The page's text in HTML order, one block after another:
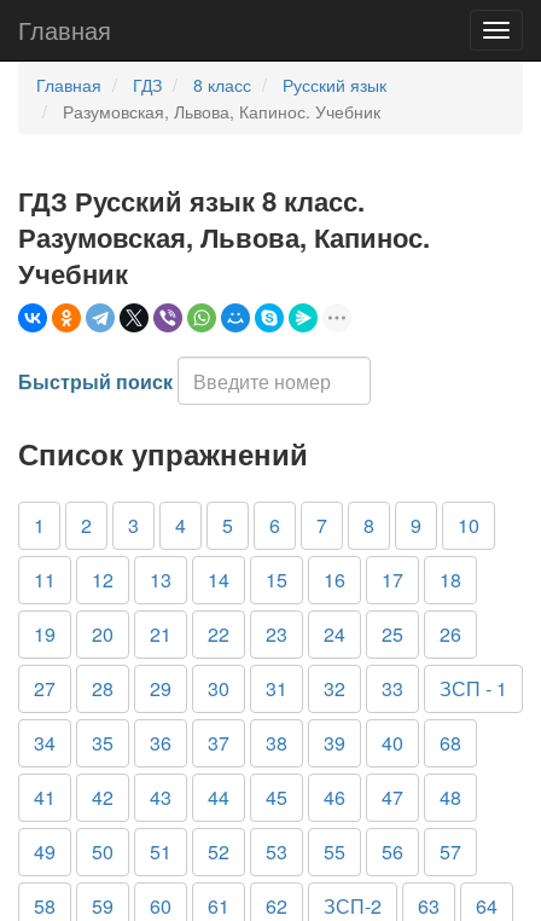
Главная
Главная ГДЗ 8 класс
Русский язык
Разумовская, Львова, Капинос. Учебник
ГДЗ Русский язык 8 класс.
Разумовская, Львова, Капинос.
Учебник
Быстрый поиск
Список упражнений
1 2 3 4 5 6 7 8 9
10
11
12 13 14 15 16 17
18
19
20 21 22 23 24 25
26
27
28 29 30 31 32 33
ЗСП - 1
34
35 36 37 38 39 40
68
41
42 43 44 45 46 47
48
49
50 51 52 53 55 56
57
58
59 60 61 62 ЗСП-2 63
64